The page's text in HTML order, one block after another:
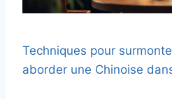
Techniques pour
aborder une Chinoise